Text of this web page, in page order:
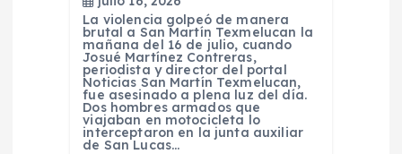
La violencia golpeó de manera
brutal a San Martín Texmelucan la
mañana del 16 de julio, cuando
Josué Martínez Contreras,
periodista y director del portal
Noticias San Martín Texmelucan,
fue asesinado a plena luz del día.
Dos hombres armados que
viajaban en motocicleta lo
interceptaron en la junta auxiliar
de San Lucas…